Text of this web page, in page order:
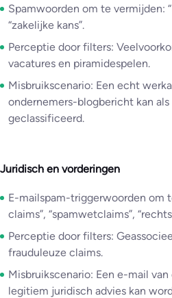
Spamwoorden om te vermijden:
“zakelijke kans”.
Perceptie door filters:
vacatures en piramidespelen.
Misbruikscenario: Een echt
ondernemers-blogbericht kan als
geclassificeerd.
Juridisch en vorderingen
E-mailspam-triggerwoorden om
claims”, “spamwetclaims”,
Perceptie door filters:
frauduleuze claims.
Misbruikscenario: Een e-mail
legitiem juridisch advies kan